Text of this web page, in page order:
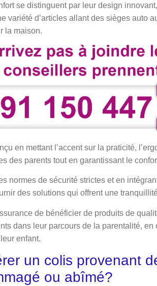
se distinguent par leur design
variété d’articles allant des sièges auto
la maison.
en mettant l’accent sur la praticité,
des parents tout en garantissant le
normes de sécurité strictes et en
des solutions qui offrent une
de bénéficier de produits de
dans leur parcours de la parentalité,
enfant.
un colis provenant
ou abîmé?